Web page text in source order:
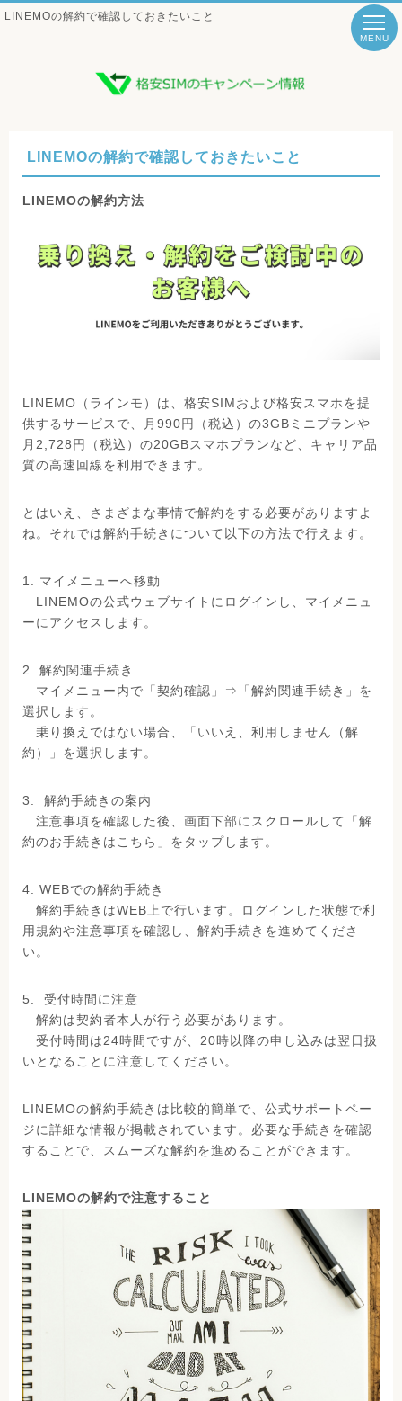
LINEMOの解約で確認しておきたいこと
MENU
LINEMOの解約で確認しておきたいこと
LINEMOの解約方法
LINEMO（ラインモ）は、格安SIMおよび格安スマホを提
供するサービスで、月990円（税込）の3GBミニプランや
月2,728円（税込）の20GBスマホプランなど、キャリア品
質の高速回線を利用できます。
とはいえ、さまざまな事情で解約をする必要がありますよ
ね。それでは解約手続きについて以下の方法で行えます。
1. マイメニューへ移動
LINEMOの公式ウェブサイトにログインし、マイメニュ
ーにアクセスします。
2. 解約関連手続き
マイメニュー内で「契約確認」⇒「解約関連手続き」を
選択します。
乗り換えではない場合、「いいえ、利用しません（解
約）」を選択します。
3. 解約手続きの案内
注意事項を確認した後、画面下部にスクロールして「解
約のお手続きはこちら」をタップします。
4. WEBでの解約手続き
解約手続きはWEB上で行います。ログインした状態で利
用規約や注意事項を確認し、解約手続きを進めてくださ
い。
5. 受付時間に注意
解約は契約者本人が行う必要があります。
受付時間は24時間ですが、20時以降の申し込みは翌日扱
いとなることに注意してください。
LINEMOの解約手続きは比較的簡単で、公式サポートペー
ジに詳細な情報が掲載されています。必要な手続きを確認
することで、スムーズな解約を進めることができます。
LINEMOの解約で注意すること